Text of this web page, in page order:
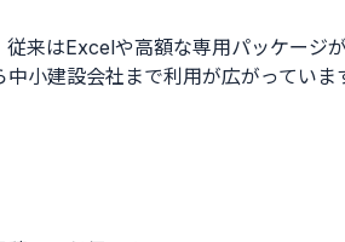
来はExcelや高額な専用パッケージ
小建設会社まで利用が広がっていま